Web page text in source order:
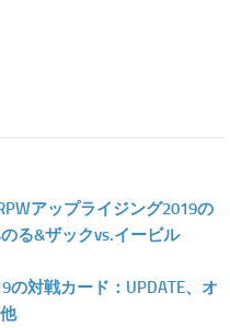
アップライジング2019の
る&ザックvs.イービル
の対戦カード：UPDATE、オ